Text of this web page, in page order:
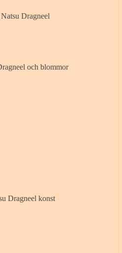
Dragneel
och blommor
Dragneel konst